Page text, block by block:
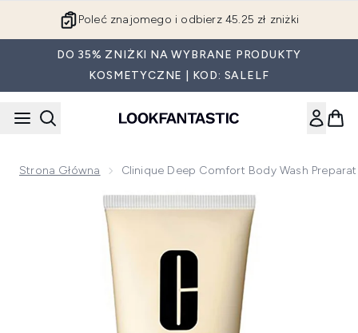
Poleć znajomego i odbierz 45.25 zł zniżki
DO 35% ZNIŻKI NA WYBRANE PRODUKTY
KOSMETYCZNE | KOD: SALELF
Strona Główna Clinique Deep Comfort Body Wash
Now showing image 1 Clinique Deep Comfort Body Wash